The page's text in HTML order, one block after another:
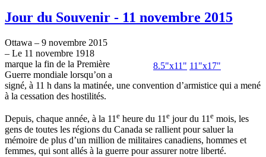
Jour du Souvenir - 11 novembre 2015
8.5"x11" 11"x17"
Ottawa – 9 novembre 2015
– Le 11 novembre 1918
marque la fin de la Première
Guerre mondiale lorsqu’on a
signé, à 11 h dans la matinée, une convention d’armistice qui a mené
à la cessation des hostilités.
Depuis, chaque année, à la 11 e heure du 11 e jour du 11 e mois, les
gens de toutes les régions du Canada se rallient pour saluer la
mémoire de plus d’un million de militaires canadiens, hommes et
femmes, qui sont allés à la guerre pour assurer notre liberté.